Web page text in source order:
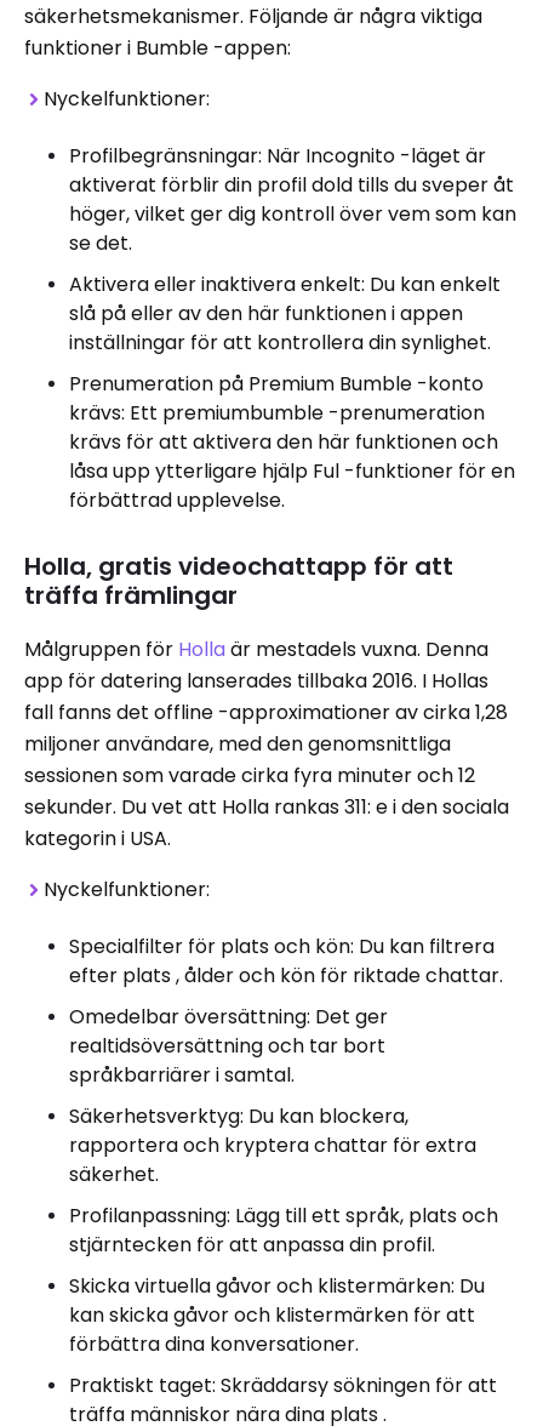
säkerhetsmekanismer. Följande är några viktiga
funktioner i Bumble -appen:
Nyckelfunktioner:
Profilbegränsningar: När Incognito -läget är
aktiverat förblir din profil dold tills du sveper åt
höger, vilket ger dig kontroll över vem som kan
se det.
Aktivera eller inaktivera enkelt: Du kan enkelt
slå på eller av den här funktionen i appen
inställningar för att kontrollera din synlighet.
Prenumeration på Premium Bumble -konto
krävs: Ett premiumbumble -prenumeration
krävs för att aktivera den här funktionen och
låsa upp ytterligare hjälp Ful -funktioner för en
förbättrad upplevelse.
Holla, gratis videochattapp för att
träffa främlingar
Målgruppen för Holla är mestadels vuxna. Denna
app för datering lanserades tillbaka 2016. I Hollas
fall fanns det offline -approximationer av cirka 1,28
miljoner användare, med den genomsnittliga
sessionen som varade cirka fyra minuter och 12
sekunder. Du vet att Holla rankas 311: e i den sociala
kategorin i USA.
Nyckelfunktioner:
Specialfilter för plats och kön: Du kan filtrera
efter plats , ålder och kön för riktade chattar.
Omedelbar översättning: Det ger
realtidsöversättning och tar bort
språkbarriärer i samtal.
Säkerhetsverktyg: Du kan blockera,
rapportera och kryptera chattar för extra
säkerhet.
Profilanpassning: Lägg till ett språk, plats och
stjärntecken för att anpassa din profil.
Skicka virtuella gåvor och klistermärken: Du
kan skicka gåvor och klistermärken för att
förbättra dina konversationer.
Praktiskt taget: Skräddarsy sökningen för att
träffa människor nära dina plats .